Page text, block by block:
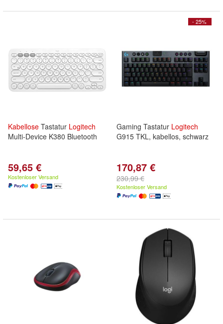
Kabellose Tastatur Logitech
Multi-Device K380 Bluetooth
59,65 €
Kostenloser Versand
- 25%
Gaming Tastatur Logitech
G915 TKL, kabellos, schwarz
170,87 €
230,99 €
Kostenloser Versand